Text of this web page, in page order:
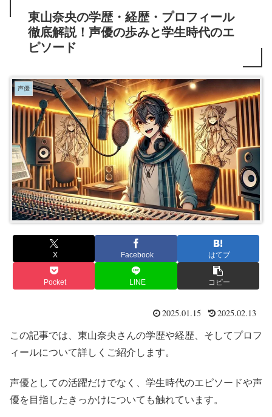
東山奈央の学歴・経歴・プロフィール
徹底解説！声優の歩みと学生時代のエ
ピソード
声優
X Facebook はてブ
Pocket LINE コピー
2025.01.15 2025.02.13
この記事では、東山奈央さんの学歴や経歴、そしてプロフ
ィールについて詳しくご紹介します。
声優としての活躍だけでなく、学生時代のエピソードや声
優を目指したきっかけについても触れています。